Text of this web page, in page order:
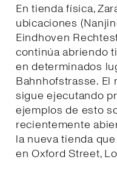
En tienda física,
ubicaciones
Eindhoven
continúa abriendo
en determinados
Bahnhofstrasse. El
sigue ejecutando
ejemplos de esto
recientemente
la nueva tienda
en Oxford Street,